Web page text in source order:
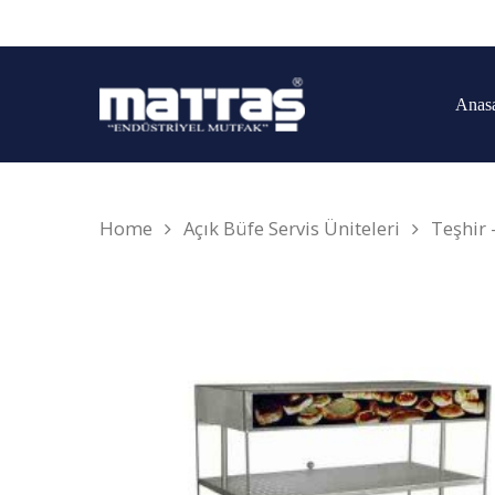
Arama yapmak için enter'a basın
Home Açık Büfe Servis Üniteleri Teşhir